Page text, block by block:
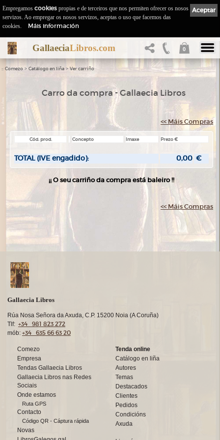
GallaeciaLibros.com 0
:: Comezo > Catálogo en liña > Ver carriño
Carro da compra - Gallaecia Libros
<< Máis Compras
Cód. prod. Concepto Imaxe Prezo €
TOTAL (IVE engadido): 0,00 €
¡¡ O seu carriño da compra está baleiro !!
<< Máis Compras
Gallaecia Libros
Rúa Nosa Señora da Axuda, C.P. 15200 Noia (A Coruña)
Tlf: +34 981 823 272
mób: +34 635 66 63 20
Comezo
Empresa
Tendas Gallaecia Libros
Gallaecia Libros nas Redes
Sociais
Onde estamos
Ruta GPS
Contacto
Código QR - Cáptura rápida
Novas
Tenda online
Catálogo en liña
Autores
Temas
Destacados
Clientes
Pedidos
Condicións
Axuda
Aceptar
Empregamos cookies propias e de terceiros que nos permiten ofrecer os nosos
servizos. Ao empregar os nosos servizos, aceptas o uso que facemos das
cookies.
Máis información